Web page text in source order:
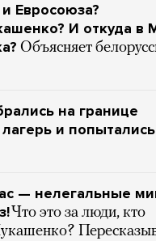
Евросоюза?
И откуда в
Объясняет
на границе
и попытались
— нелегальные
Что это за люди, кто